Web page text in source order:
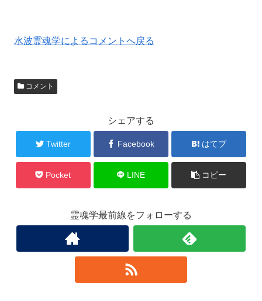
水波霊魂学によるコメントへ戻る
コメント
シェアする
Twitter Facebook はてブ
Pocket LINE コピー
霊魂学最前線をフォローする